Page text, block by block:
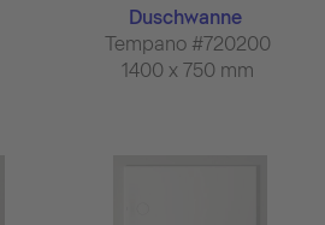
Duschwanne
Tempano #720200
1400 x 750 mm